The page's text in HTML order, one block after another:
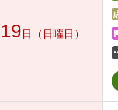
19 日（日曜日）